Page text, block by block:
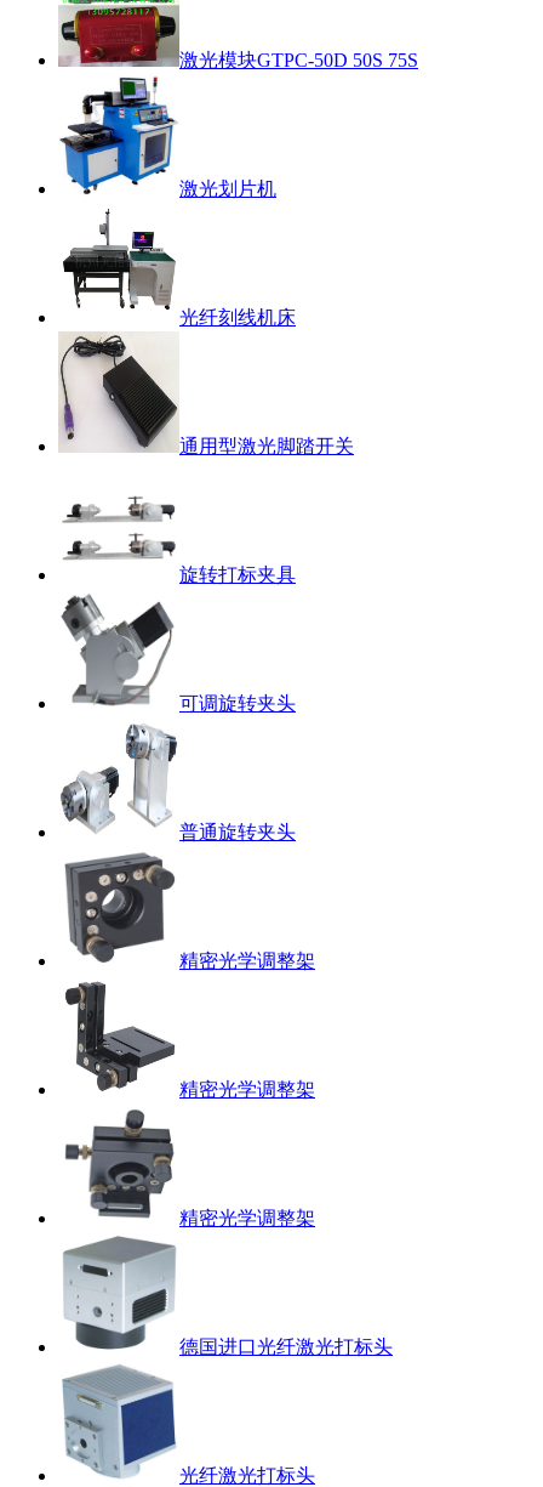
激光模块GTPC-50D 50S 75S
激光划片机
光纤刻线机床
通用型激光脚踏开关
旋转打标夹具
可调旋转夹头
普通旋转夹头
精密光学调整架
精密光学调整架
精密光学调整架
德国进口光纤激光打标头
光纤激光打标头